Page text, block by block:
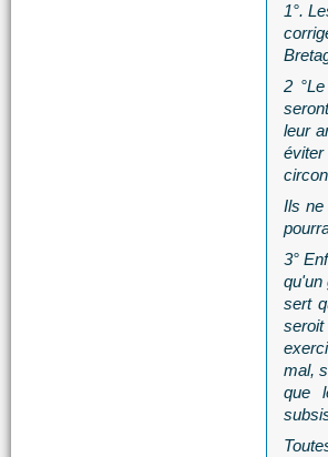
1°.
2
leur
Ils ne
3°
qu'un
sert
seroit
mal,
que